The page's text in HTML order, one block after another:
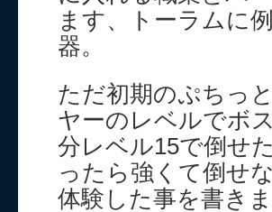
ます、トーラムに
器。
ただ初期のぷちっ
ヤーのレベルでボ
分レベル15で倒せ
ったら強くて倒せ
体験した事を書きま